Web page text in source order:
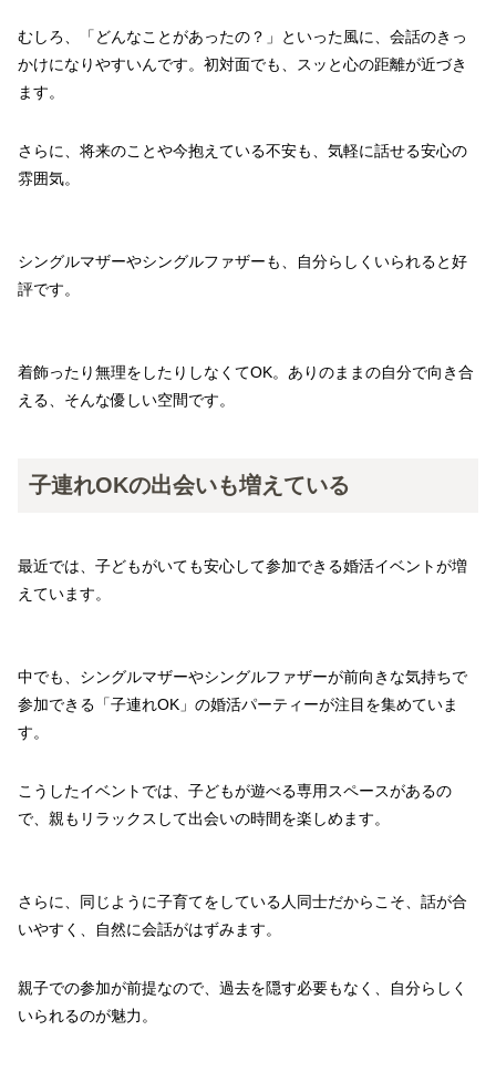
むしろ、「どんなことがあったの？」といった風に、会話のきっ
かけになりやすいんです。初対面でも、スッと心の距離が近づき
ます。
さらに、将来のことや今抱えている不安も、気軽に話せる安心の
雰囲気。
シングルマザーやシングルファザーも、自分らしくいられると好
評です。
着飾ったり無理をしたりしなくてOK。ありのままの自分で向き合
える、そんな優しい空間です。
子連れOKの出会いも増えている
最近では、子どもがいても安心して参加できる婚活イベントが増
えています。
中でも、シングルマザーやシングルファザーが前向きな気持ちで
参加できる「子連れOK」の婚活パーティーが注目を集めていま
す。
こうしたイベントでは、子どもが遊べる専用スペースがあるの
で、親もリラックスして出会いの時間を楽しめます。
さらに、同じように子育てをしている人同士だからこそ、話が合
いやすく、自然に会話がはずみます。
親子での参加が前提なので、過去を隠す必要もなく、自分らしく
いられるのが魅力。